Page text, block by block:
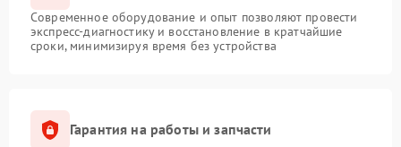
Современное оборудование и опыт позволяют провести
экспресс-диагностику и восстановление в кратчайшие
сроки, минимизируя время без устройства
Гарантия на работы и запчасти